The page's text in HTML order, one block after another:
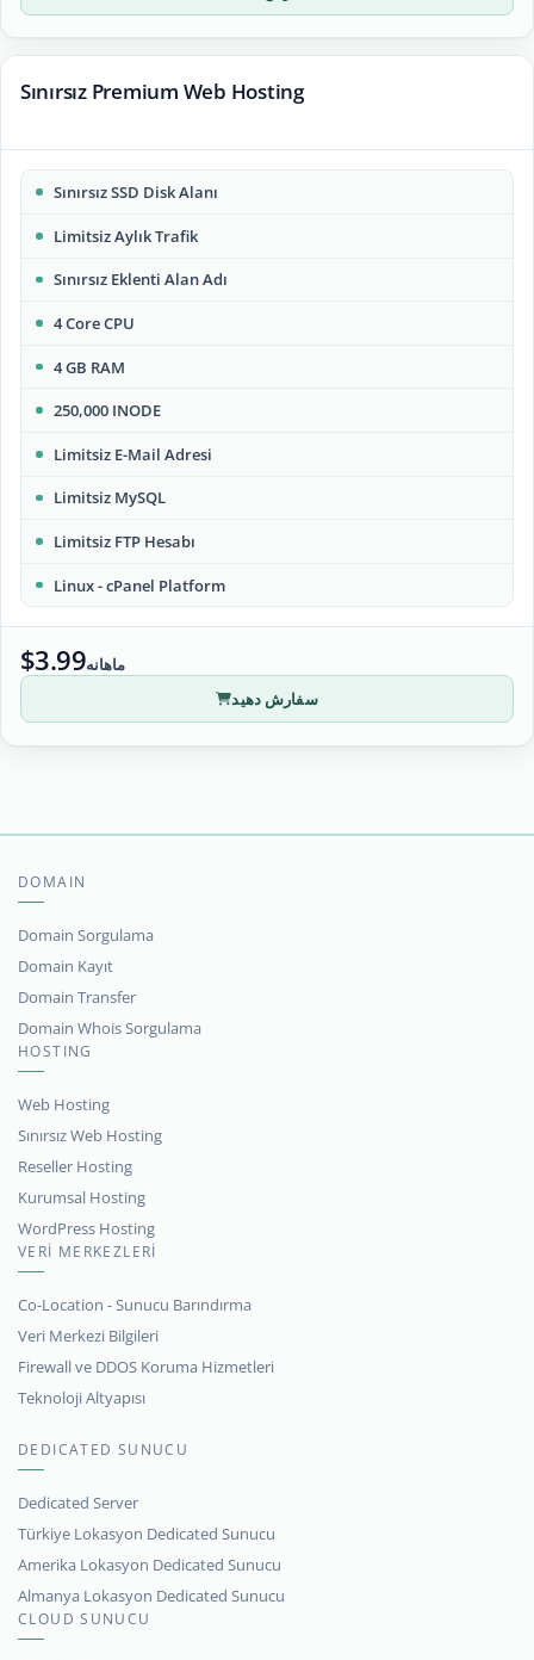
Sınırsız Premium Web Hosting
Sınırsız SSD Disk Alanı
Limitsiz Aylık Trafik
Sınırsız Eklenti Alan Adı
4 Core CPU
4 GB RAM
250,000 INODE
Limitsiz E-Mail Adresi
Limitsiz MySQL
Limitsiz FTP Hesabı
Linux - cPanel Platform
$3.99ماهانه
سفارش دهید
DOMAIN
Domain Sorgulama
Domain Kayıt
Domain Transfer
Domain Whois Sorgulama
HOSTING
Web Hosting
Sınırsız Web Hosting
Reseller Hosting
Kurumsal Hosting
WordPress Hosting
VERİ MERKEZLERİ
Co-Location - Sunucu Barındırma
Veri Merkezi Bilgileri
Firewall ve DDOS Koruma Hizmetleri
Teknoloji Altyapısı
DEDICATED SUNUCU
Dedicated Server
Türkiye Lokasyon Dedicated Sunucu
Amerika Lokasyon Dedicated Sunucu
Almanya Lokasyon Dedicated Sunucu
CLOUD SUNUCU